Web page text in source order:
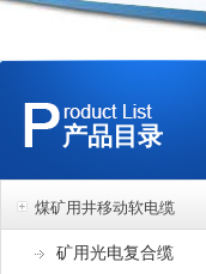
产品目录
煤矿用井移动软电缆
矿用光电复合缆